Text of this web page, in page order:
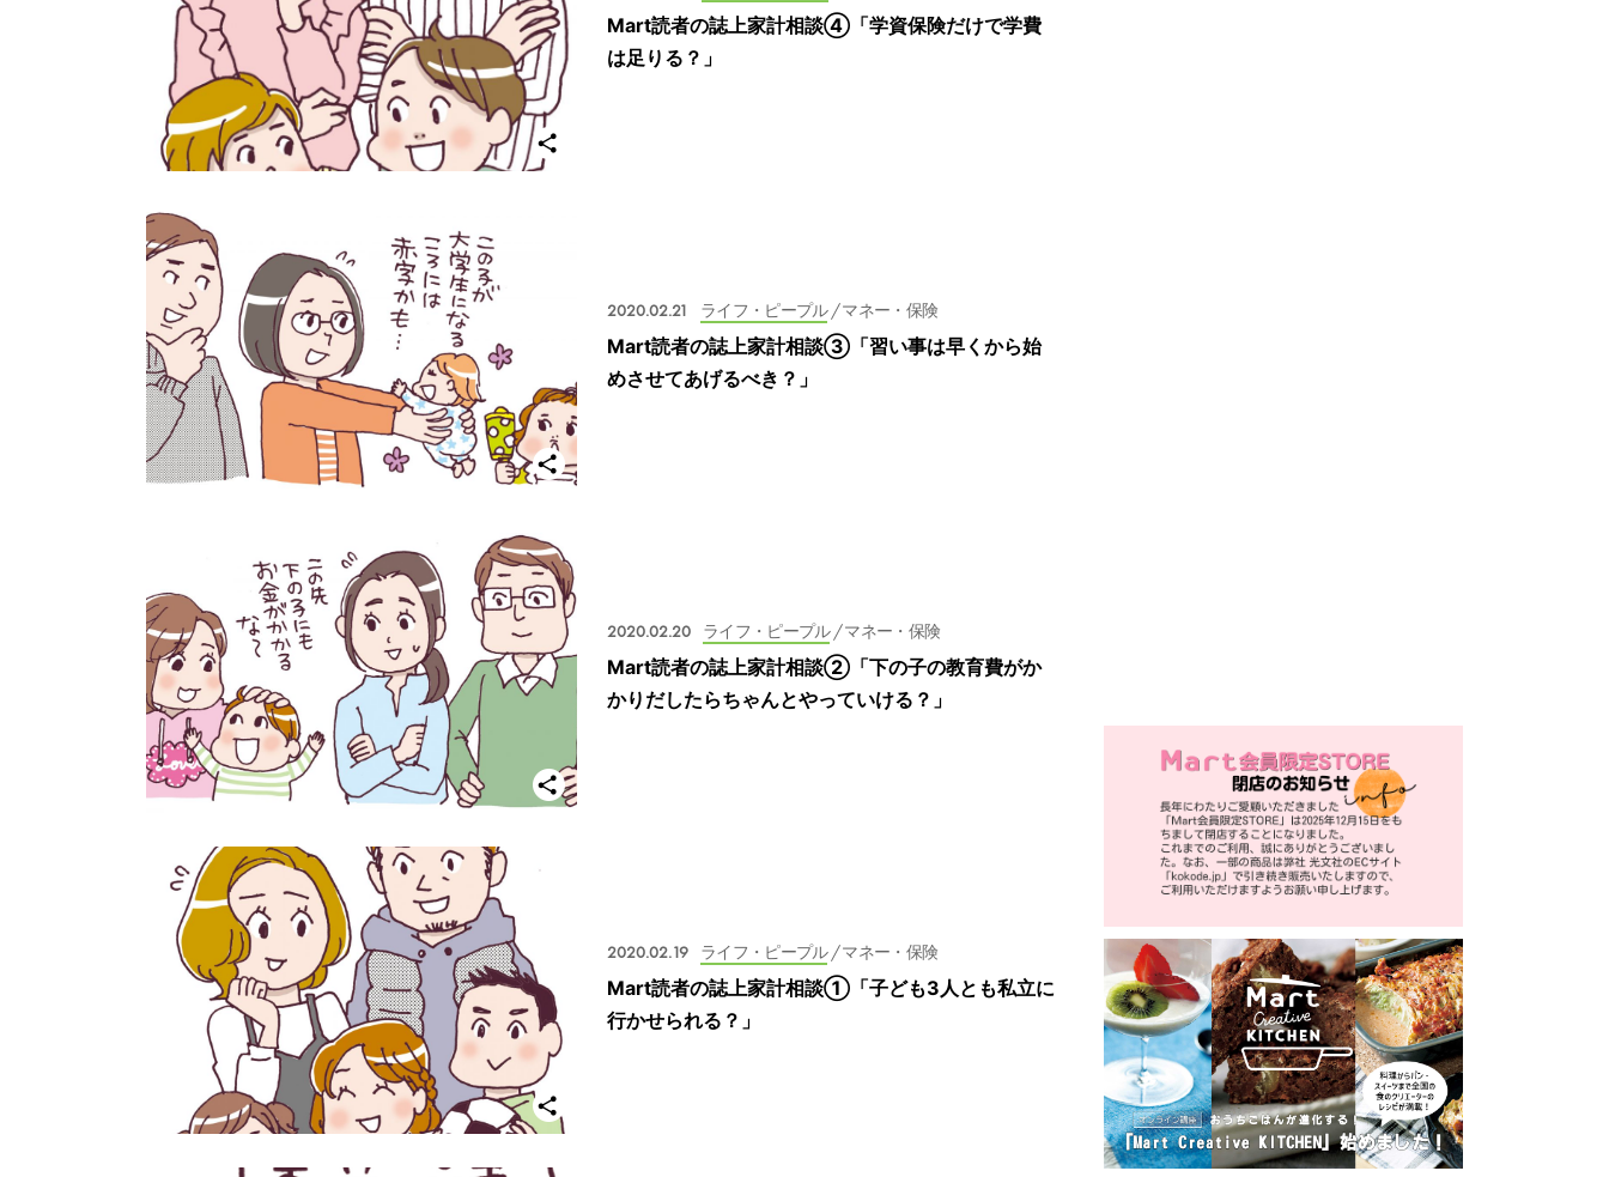
Mart読者の誌上家計相談④「学資保険だけで学費
は足りる？」
2020.02.21 ライフ・ピープル/ マネー・保険
Mart読者の誌上家計相談③「習い事は早くから始
めさせてあげるべき？」
2020.02.20 ライフ・ピープル/ マネー・保険
Mart読者の誌上家計相談②「下の子の教育費がか
かりだしたらちゃんとやっていける？」
2020.02.19 ライフ・ピープル/ マネー・保険
Mart読者の誌上家計相談①「子ども3人とも私立に
行かせられる？」